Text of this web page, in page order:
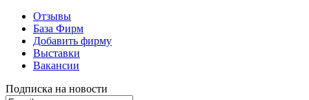
Отзывы
База Фирм
Добавить фирму
Выставки
Вакансии
Подписка на новости